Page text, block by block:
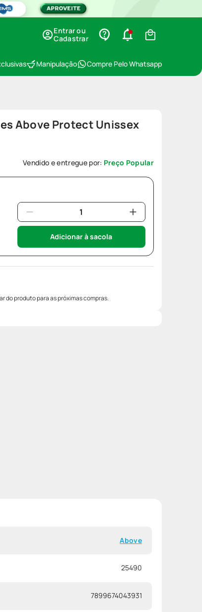
Entrar ou
Cadastrar
Manipulação Compre Pelo Whatsapp
Above Protect Unissex
Vendido e entregue por: Preço Popular
Adicionar à sacola
do produto para as próximas compras.
Above
25490
7899674043931